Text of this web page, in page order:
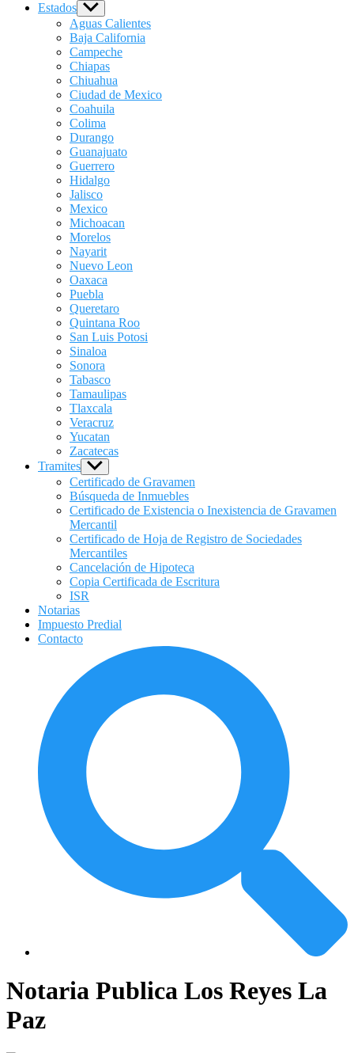
Estados Show
sub
menu
Aguas Calientes
Baja California
Campeche
Chiapas
Chiuahua
Ciudad de Mexico
Coahuila
Colima
Durango
Guanajuato
Guerrero
Hidalgo
Jalisco
Mexico
Michoacan
Morelos
Nayarit
Nuevo Leon
Oaxaca
Puebla
Queretaro
Quintana Roo
San Luis Potosi
Sinaloa
Sonora
Tabasco
Tamaulipas
Tlaxcala
Veracruz
Yucatan
Zacatecas
Tramites Show
sub
menu
Certificado de Gravamen
Búsqueda de Inmuebles
Certificado de Existencia o Inexistencia de Gravamen
Mercantil
Certificado de Hoja de Registro de Sociedades
Mercantiles
Cancelación de Hipoteca
Copia Certificada de Escritura
ISR
Notarias
Impuesto Predial
Contacto
Notaria Publica Los Reyes La
Paz